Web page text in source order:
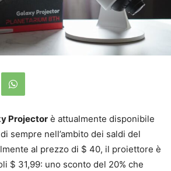
Projector è attualmente disponibile
sempre nell’ambito dei saldi del
al prezzo di $ 40, il proiettore è
$ 31,99: uno sconto del 20% che